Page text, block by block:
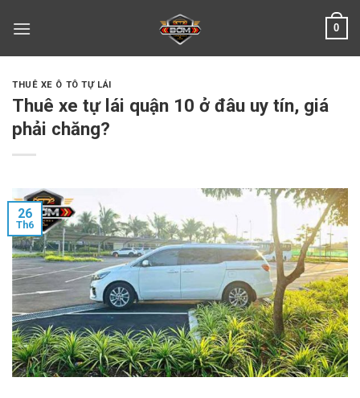
0
THUÊ XE Ô TÔ TỰ LÁI
Thuê xe tự lái quận 10 ở đâu uy tín, giá
phải chăng?
26
Th6